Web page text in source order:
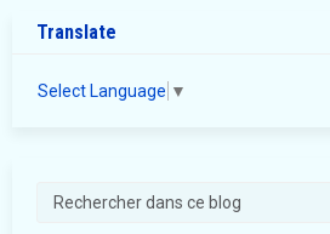
Translate
Select Language ▼